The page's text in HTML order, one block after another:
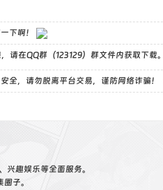
下啊！
请在QQ群（123129）群文件内获取下载。
全，请勿脱离平台交易，谨防网络诈骗！
兴趣娱乐等全面服务。
子。